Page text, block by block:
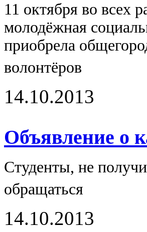
11 октября во всех
молодёжная
приобрела
волонтёров
14.10.2013
Объявление о
Студенты, не
обращаться
14.10.2013